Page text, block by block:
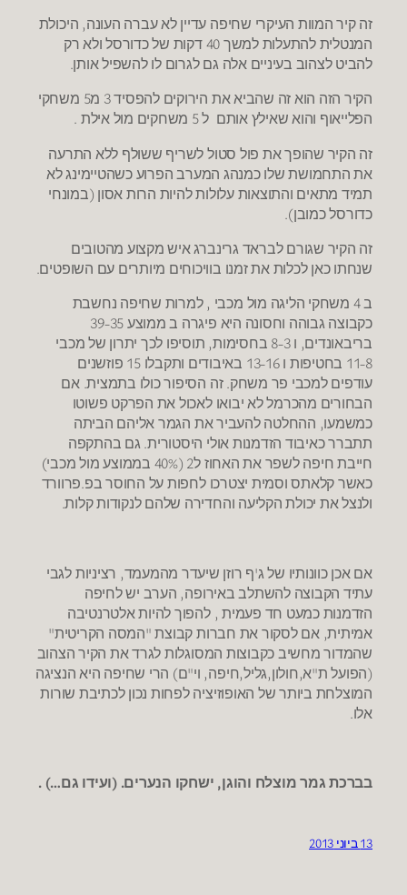
זה קיר המוות העיקרי שחיפה עדיין לא עברה העונה, היכולת
המנטלית להתעלות למשך 40 דקות של כדורסל ולא רק
להביט לצהוב בעיניים אלה גם לגרום לו להשפיל אותן.
הקיר הזה הוא זה שהביא את הירוקים להפסיד 3 מ5 משחקי
הפלייאוף והוא שאילץ אותם ל 5 משחקים מול אילת .
זה הקיר שהופך את פול סטול לשריף ששולף ללא התרעה
את התחמושת שלו כמנהג המערב הפרוע כשהטיימינג לא
תמיד מתאים והתוצאות עלולות להיות הרות אסון (במונחי
כדורסל כמובן).
זה הקיר שגורם לבראד גרינברג איש מקצוע מהטובים
שנחתו כאן לכלות את זמנו בוויכוחים מיותרים עם השופטים.
ב 4 משחקי הליגה מול מכבי , למרות שחיפה נחשבת
כקבוצה גבוהה וחסונה היא פיגרה ב ממוצע 39-35
בריבאונדים, ו 8-3 בחסימות, תוסיפו לכך יתרון של מכבי
11-8 בחטיפות ו 13-16 באיבודים ותקבלו 15 פוזשנים
עודפים למכבי פר משחק. זה הסיפור כולו בתמצית. אם
הבחורים מהכרמל לא יבואו לאכול את הפרקט פשוטו
כמשמעו, ההחלטה להעביר את הגמר אליהם הביתה
תתברר כאיבוד הזדמנות אולי היסטורית. גם בהתקפה
חייבת חיפה לשפר את האחוז ל2 (40% בממוצע מול מכבי)
כאשר קלאתס וסמית יצטרכו לחפות על החוסר בפ.פרוורד
ולנצל את יכולת הקליעה והחדירה שלהם לנקודות קלות.
אם אכן כוונותיו של ג'ף רוזן שיעדר מהמעמד, רציניות לגבי
עתיד הקבוצה להשתלב באירופה, הערב יש לחיפה
הזדמנות כמעט חד פעמית , להפוך להיות אלטרנטיבה
אמיתית, אם לסקור את חברות קבוצת "המסה הקריטית"
שהמדור מחשיב כקבוצות המסוגלות לגרד את הקיר הצהוב
(הפועל ת"א,חולון,גליל,חיפה, וי"ם) הרי שחיפה היא הנציגה
המוצלחת ביותר של האופוזיציה לפחות נכון לכתיבת שורות
אלו.
בברכת גמר מוצלח והוגן, ישחקו הנערים. (ועידו גם…) .
13 ביוני 2013